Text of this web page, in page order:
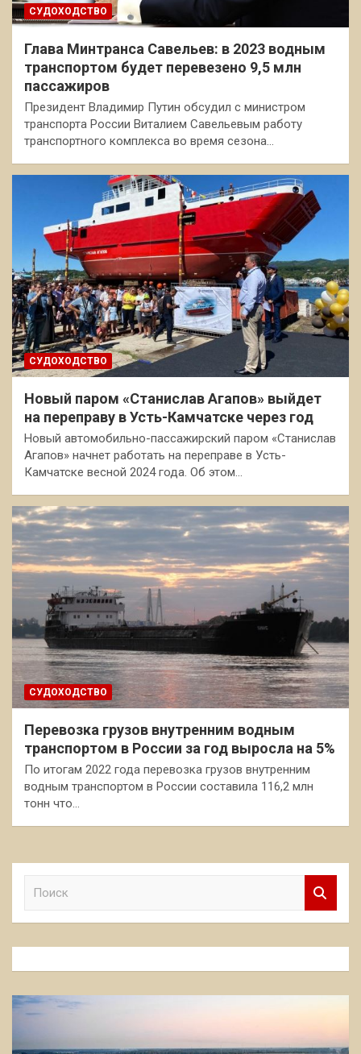
СУДОХОДСТВО
Глава Минтранса Савельев: в 2023 водным
транспортом будет перевезено 9,5 млн
пассажиров
Президент Владимир Путин обсудил с министром
транспорта России Виталием Савельевым работу
транспортного комплекса во время сезона…
СУДОХОДСТВО
Новый паром «Станислав Агапов» выйдет
на переправу в Усть-Камчатске через год
Новый автомобильно-пассажирский паром «Станислав
Агапов» начнет работать на переправе в Усть-
Камчатске весной 2024 года. Об этом…
СУДОХОДСТВО
Перевозка грузов внутренним водным
транспортом в России за год выросла на 5%
По итогам 2022 года перевозка грузов внутренним
водным транспортом в России составила 116,2 млн
тонн что…
к